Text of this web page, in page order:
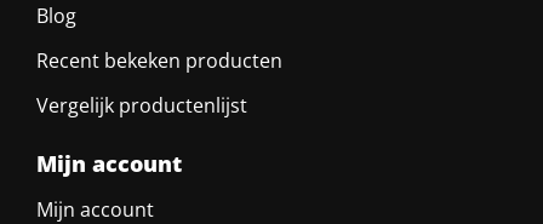
Blog
Recent bekeken producten
Vergelijk productenlijst
Mijn account
Mijn account